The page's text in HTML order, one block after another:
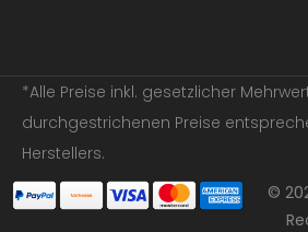
*Alle Preise inkl. gesetzlicher
durchgestrichenen Preise
Herstellers.
©